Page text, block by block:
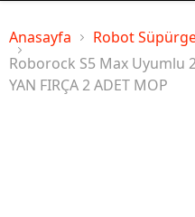
Anasayfa
Robot
Roborock S5 Max Uyumlu 2
YAN FIRÇA 2 ADET MOP